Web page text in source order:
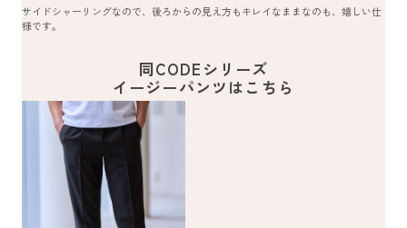
サイドシャーリングなので、後ろからの見え方もキレイなままなのも、嬉しい仕
様です。
同CODEシリーズ
イージーパンツはこちら